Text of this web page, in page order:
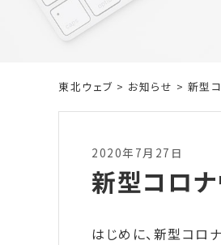
東北ウェブ > お知らせ > 新型
2020年7月27日
新型コロ
はじめに、新型コロ